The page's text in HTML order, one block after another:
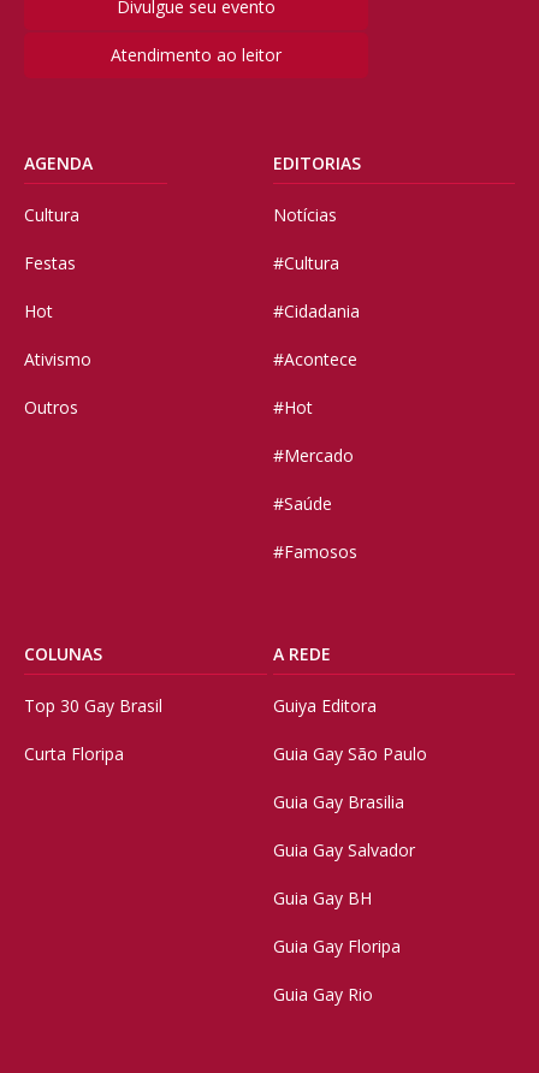
Divulgue seu evento
Atendimento ao leitor
AGENDA
Cultura
Festas
Hot
Ativismo
Outros
EDITORIAS
Notícias
#Cultura
#Cidadania
#Acontece
#Hot
#Mercado
#Saúde
#Famosos
COLUNAS
Top 30 Gay Brasil
Curta Floripa
A REDE
Guiya Editora
Guia Gay São Paulo
Guia Gay Brasilia
Guia Gay Salvador
Guia Gay BH
Guia Gay Floripa
Guia Gay Rio